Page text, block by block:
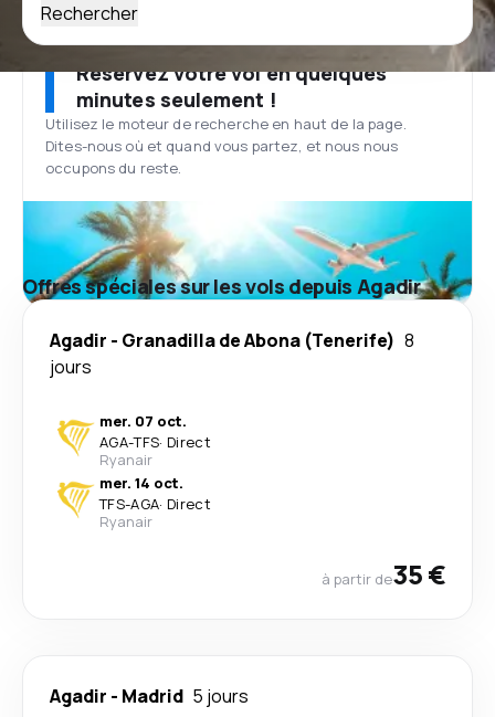
Rechercher
Réservez votre vol en quelques
minutes seulement !
Utilisez le moteur de recherche en haut de la page.
Dites-nous où et quand vous partez, et nous nous
occupons du reste.
Offres spéciales sur les vols depuis Agadir
Agadir - Granadilla de Abona (Tenerife) 8
jours
mer. 07 oct.
AGA-TFS· Direct
Ryanair
mer. 14 oct.
TFS-AGA· Direct
Ryanair
à partir de35 €
Agadir - Madrid 5 jours